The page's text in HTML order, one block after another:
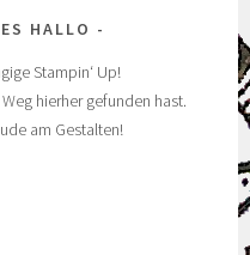
HALLO
Stampin‘ Up!
hierher gefunden hast.
am Gestalten!